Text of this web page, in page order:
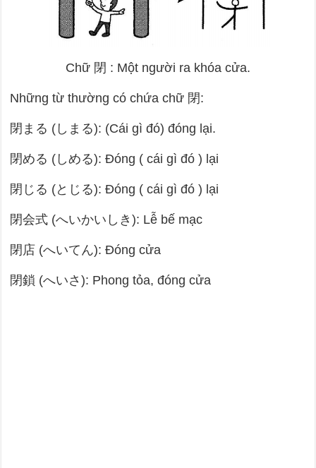
Chữ 閉 : Một người ra khóa cửa.
Những từ thường có chứa chữ 閉:
閉まる (しまる): (Cái gì đó) đóng lại.
閉める (しめる): Đóng ( cái gì đó ) lại
閉じる (とじる): Đóng ( cái gì đó ) lại
閉会式 (へいかいしき): Lễ bế mạc
閉店 (へいてん): Đóng cửa
閉鎖 (へいさ): Phong tỏa, đóng cửa